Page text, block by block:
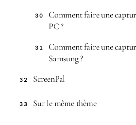
30
Comment faire une
PC ?
31
Comment faire une
Samsung ?
32 ScreenPal
33 Sur le même thème